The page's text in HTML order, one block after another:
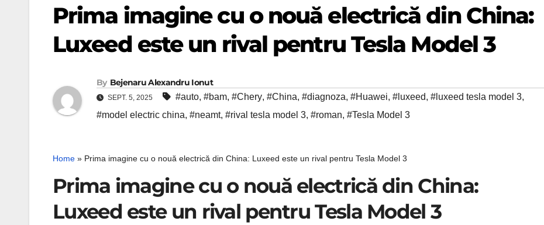
Prima imagine cu o nouă electrică din China:
Luxeed este un rival pentru Tesla Model 3
By Bejenaru Alexandru Ionut
SEPT. 5, 2025 #auto, #bam, #Chery, #China, #diagnoza, #Huawei, #luxeed, #luxeed tesla model 3,
#model electric china, #neamt, #rival tesla model 3, #roman, #Tesla Model 3
Home » Prima imagine cu o nouă electrică din China: Luxeed este un rival pentru Tesla Model 3
Prima imagine cu o nouă electrică din China:
Luxeed este un rival pentru Tesla Model 3